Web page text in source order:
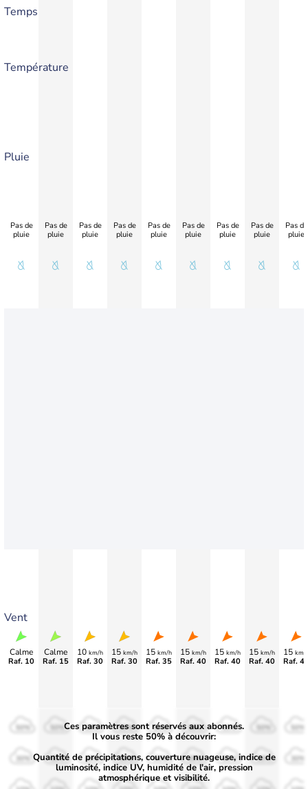
Temps
Température
Pluie
Vent
Pas de
pluie
Calme
Raf. 10
Pas de
pluie
Calme
Raf. 15
Pas de
pluie
10 km/h
Raf. 30
Pas de
pluie
15 km/h
Raf. 30
Pas de
pluie
15 km/h
Raf. 35
Pas de
pluie
15 km/h
Raf. 40
Pas de
pluie
15 km/h
Raf. 40
Pas de
pluie
15 km/h
Raf. 40
Pas de
pluie
15 km/
Raf.
50%
30%
50%
30%
50%
30%
50%
30%
50%
30%
50%
30%
50%
30% 30% 30%
Ces paramètres sont réservés aux abonnés.
Il vous reste 50% à découvrir:
Quantité de précipitations, couverture nuageuse, indice de
luminosité, indice UV, humidité de l'air, pression
atmosphérique et visibilité.